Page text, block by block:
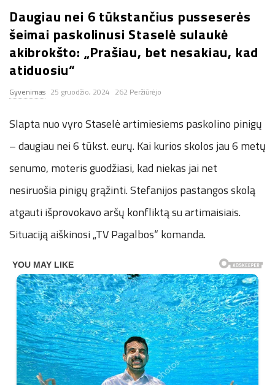
n
.
n
e
t
Daugiau nei 6 tūkstančius pusseserės
šeimai paskolinusi Staselė sulaukė
akibrokšto: „Prašiau, bet nesakiau, kad
atiduosiu“
Gyvenimas 25 gruodžio, 2024 262 Peržiūrėjo
Slapta nuo vyro Staselė artimiesiems paskolino pinigų
– daugiau nei 6 tūkst. eurų. Kai kurios skolos jau 6 metų
senumo, moteris guodžiasi, kad niekas jai net
nesiruošia pinigų grąžinti. Stefanijos pastangos skolą
atgauti išprovokavo aršų konfliktą su artimaisiais.
Situaciją aiškinosi „TV Pagalbos“ komanda.